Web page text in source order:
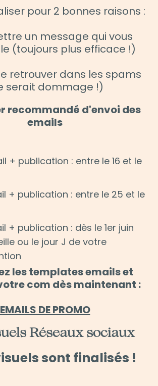
pour 2 bonnes raisons :
un message qui vous
(toujours plus efficace !)
retrouver dans les spams
serait dommage !)
recommandé d'envoi des
emails
+ publication : entre le 16 et le
+ publication : entre le 25 et le
+ publication : dès le 1er juin
ou le jour J de votre
les templates emails et
com dès maintenant :
EMAILS DE PROMO
Réseaux sociaux
sont finalisés !